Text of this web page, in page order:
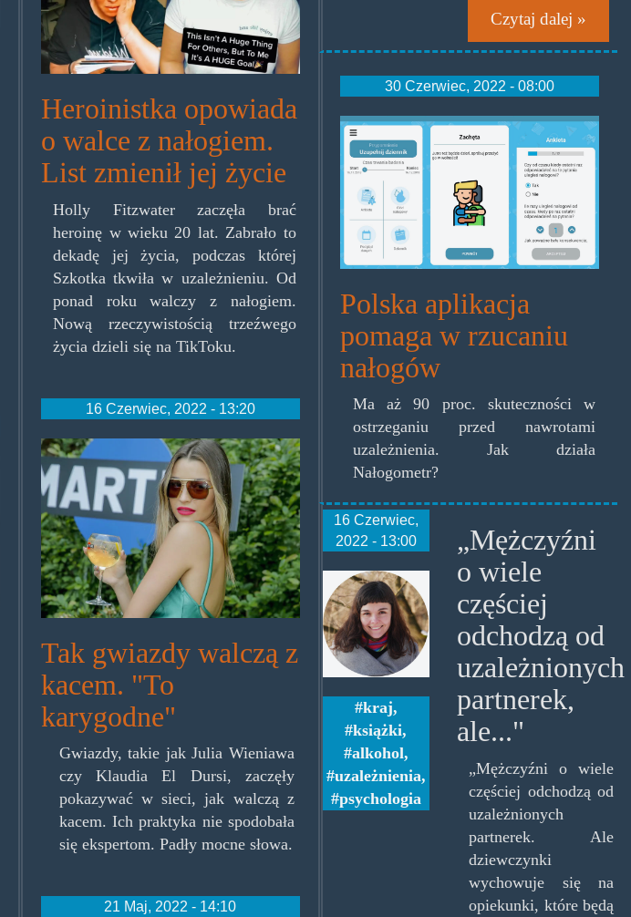
Heroinistka opowiada
o walce z nałogiem.
List zmienił jej życie
Holly Fitzwater zaczęła brać
heroinę w wieku 20 lat. Zabrało to
dekadę jej życia, podczas której
Szkotka tkwiła w uzależnieniu. Od
ponad roku walczy z nałogiem.
Nową rzeczywistością trzeźwego
życia dzieli się na TikToku.
16 Czerwiec, 2022 - 13:20
wieniawa.jpg
Tak gwiazdy walczą z
kacem. "To
karygodne"
Gwiazdy, takie jak Julia Wieniawa
czy Klaudia El Dursi, zaczęły
pokazywać w sieci, jak walczą z
kacem. Ich praktyka nie spodobała
się ekspertom. Padły mocne słowa.
21 Maj, 2022 - 14:10
Czytaj dalej »
30 Czerwiec, 2022 - 08:00
nalogometr.jpg
Polska aplikacja
pomaga w rzucaniu
nałogów
Ma aż 90 proc. skuteczności w
ostrzeganiu przed nawrotami
uzależnienia. Jak działa
Nałogometr?
16 Czerwiec,
2022 - 13:00
marta-
dzido-
fot-
weronika-
sliwowska-
051-
11-
768x768.jpg
kraj,
książki,
alkohol,
uzależnienia,
psychologia
„Mężczyźni
o wiele
częściej
odchodzą od
uzależnionych
partnerek,
ale..."
„Mężczyźni o wiele
częściej odchodzą od
uzależnionych
partnerek. Ale
dziewczynki
wychowuje się na
opiekunki, które będą